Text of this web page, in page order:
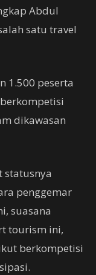
Abdul
satu travel
1.500 peserta
dikawasan
statusnya
penggemar
suasana
tourism ini,
berkompetisi